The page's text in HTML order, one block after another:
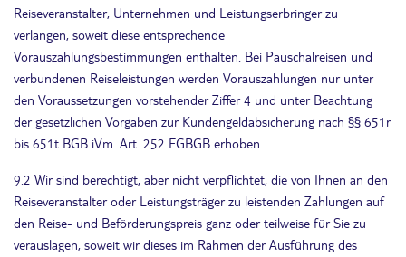
Reiseveranstalter, Unternehmen und Leistungserbringer zu
verlangen, soweit diese entsprechende
Vorauszahlungsbestimmungen enthalten. Bei Pauschalreisen und
verbundenen Reiseleistungen werden Vorauszahlungen nur unter
den Voraussetzungen vorstehender Ziffer 4 und unter Beachtung
der gesetzlichen Vorgaben zur Kundengeldabsicherung nach §§ 651r
bis 651t BGB iVm. Art. 252 EGBGB erhoben.
9.2 Wir sind berechtigt, aber nicht verpflichtet, die von Ihnen an den
Reiseveranstalter oder Leistungsträger zu leistenden Zahlungen auf
den Reise- und Beförderungspreis ganz oder teilweise für Sie zu
verauslagen, soweit wir dieses im Rahmen der Ausführung des